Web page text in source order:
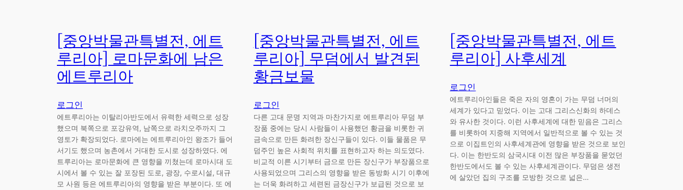
[중앙박물관특별전, 에트
루리아] 로마문화에 남은
에트루리아
로그인
에트루리아는 이탈리아반도에서 유력한 세력으로 성장
했으며 북쪽으로 포강유역, 남쪽으로 라치오주까지 그
영토가 확장되었다. 로마에는 에트루리아인 왕조가 들어
서기도 했으며 농촌에서 거대한 도시로 성장하였다. 에
트루리아는 로마문화에 큰 영향을 끼쳤는데 로마시대 도
시에서 볼 수 있는 잘 포장된 도로, 광장, 수로시설, 대규
모 사원 등은 에트루리아의 영향을 받은 부분이다. 또 에
[중앙박물관특별전, 에트
루리아] 무덤에서 발견된
황금보물
로그인
다른 고대 문명 지역과 마찬가지로 에트루리아 무덤 부
장품 중에는 당시 사람들이 사용했던 황금을 비롯한 귀
금속으로 만든 화려한 장신구들이 있다. 이들 물품은 무
덤주인 높은 사회적 위치를 표현하고자 하는 의도였다.
비교적 이른 시기부터 금으로 만든 장신구가 부장품으로
사용되었으며 그리스의 영향을 받은 동방화 시기 이후에
는 더욱 화려하고 세련된 금장신구가 보급된 것으로 보
[중앙박물관특별전, 에트
루리아] 사후세계
로그인
에트루리아인들은 죽은 자의 영혼이 가는 무덤 너머의
세계가 있다고 믿었다. 이는 고대 그리스신화의 하데스
와 유사한 것이다. 이런 사후세계에 대한 믿음은 그리스
를 비롯하여 지중해 지역에서 일반적으로 볼 수 있는 것
으로 이집트인의 사후세계관에 영향을 받은 것으로 보인
다. 이는 한반도의 삼국시대 이전 많은 부장품을 묻었던
한반도에서도 볼 수 있는 사후세계관이다. 무덤은 생전
에 살았던 집의 구조를 모방한 것으로 넓은…